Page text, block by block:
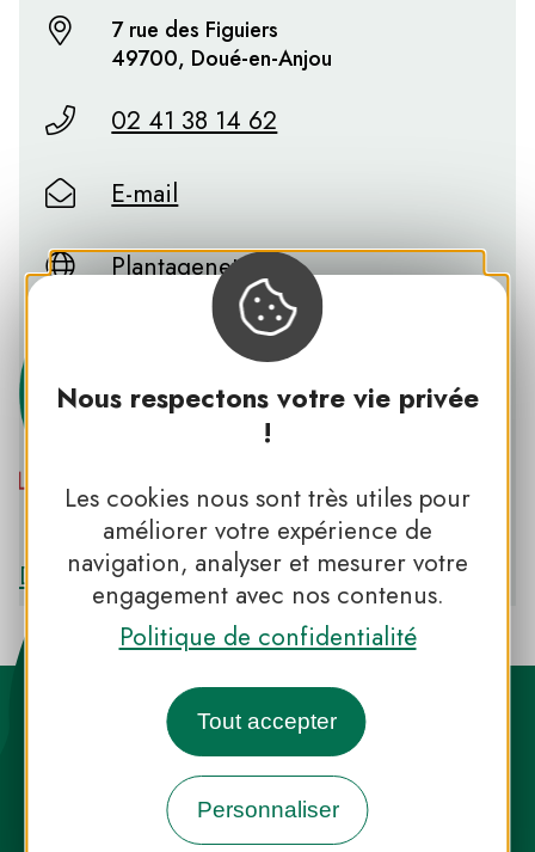
Nous respectons votre vie privée
!
Les cookies nous sont très utiles pour
améliorer votre expérience de
navigation, analyser et mesurer votre
engagement avec nos contenus.
Politique de confidentialité
Tout accepter
Personnaliser
7 rue des Figuiers
49700, Doué-en-Anjou
02 41 38 14 62
E-mail
Plantagenet
PNR LOIRE-ANJOU-TOURAINE
Découvrir le PNR LOIRE-ANJOU-TOURAINE